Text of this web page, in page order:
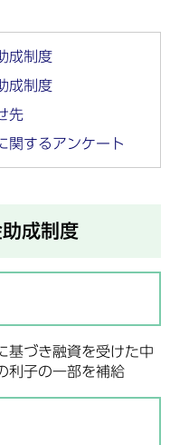
成制度
成制度
先
関するアンケート
成制度
基づき融資を受けた中
利子の一部を補給